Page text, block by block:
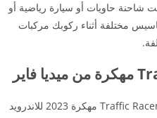
شاحنة حاويات أو سيارة رياضية أو
مختلفة أثناء ركوبك مركبات
لجعل اللعبة أكثر سهولة، قدم منشئو Traffic Racer مهكرة 2023 للاندرويد